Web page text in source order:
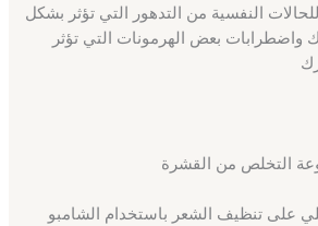
النفسية من التدهور التي تؤثر بشكل
بعض الهرمونات التي تؤثر
التخلص من القشرة
على تنظيف الشعر باستخدام الشامبو